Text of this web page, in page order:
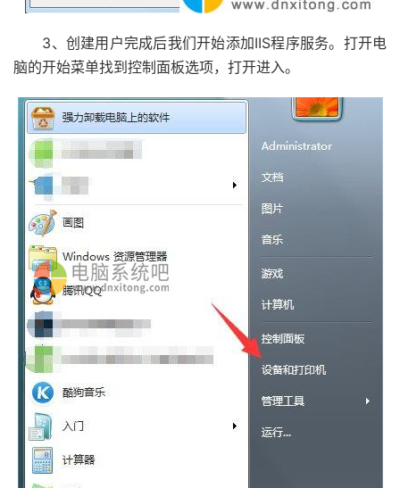
3、创建用户完成后我们开始添加IIS程序服务。打开电
脑的开始菜单找到控制面板选项，打开进入。